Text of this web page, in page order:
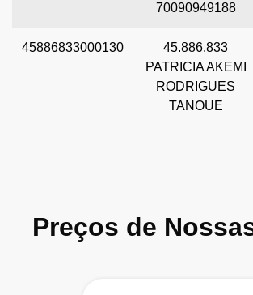
70090949188
45886833000130
45.886.833
PATRICIA AKEMI
RODRIGUES
TANOUE
Preços de